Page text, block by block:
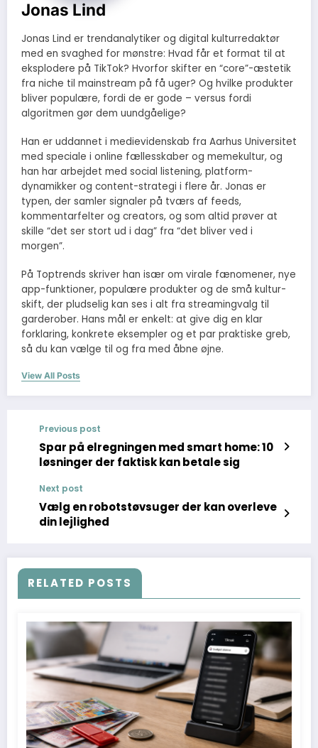
Jonas Lind
Jonas Lind er trendanalytiker og digital kulturredaktør
med en svaghed for mønstre: Hvad får et format til at
eksplodere på TikTok? Hvorfor skifter en “core”-æstetik
fra niche til mainstream på få uger? Og hvilke produkter
bliver populære, fordi de er gode – versus fordi
algoritmen gør dem uundgåelige?
Han er uddannet i medievidenskab fra Aarhus Universitet
med speciale i online fællesskaber og memekultur, og
han har arbejdet med social listening, platform-
dynamikker og content-strategi i flere år. Jonas er
typen, der samler signaler på tværs af feeds,
kommentarfelter og creators, og som altid prøver at
skille “det ser stort ud i dag” fra “det bliver ved i
morgen”.
På Toptrends skriver han især om virale fænomener, nye
app-funktioner, populære produkter og de små kultur-
skift, der pludselig kan ses i alt fra streamingvalg til
garderober. Hans mål er enkelt: at give dig en klar
forklaring, konkrete eksempler og et par praktiske greb,
så du kan vælge til og fra med åbne øjne.
View All Posts
Previous post
Spar på elregningen med smart home: 10
løsninger der faktisk kan betale sig
Next post
Vælg en robotstøvsuger der kan overleve
din lejlighed
RELATED POSTS